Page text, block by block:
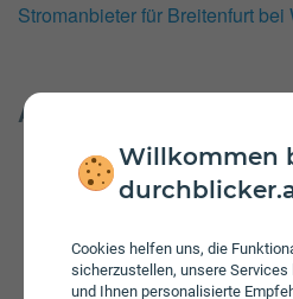
Willkommen
Cookies helfen uns, die
sicherzustellen, unsere
und Ihnen personalisierte
Stromanbieter für Breitenfurt bei
Andere Städte in
Wolfsberg
Amstetten
Brunn am Gebirge
Hollabrunn